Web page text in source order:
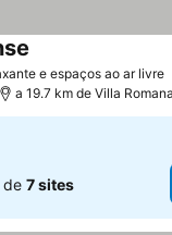
e espaços ao ar livre
a 19.7 km de Villa
de 7 sites